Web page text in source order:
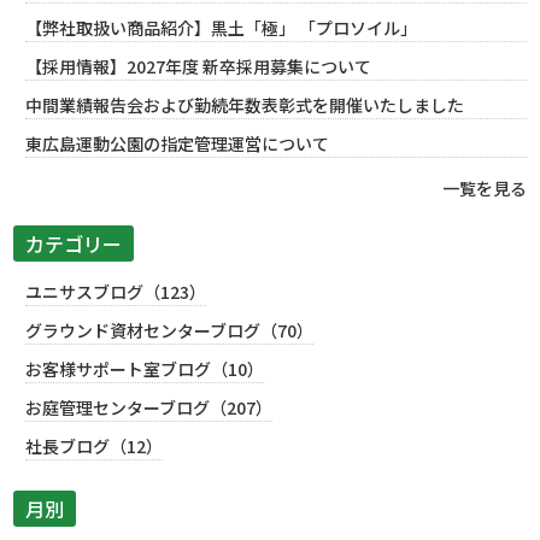
【弊社取扱い商品紹介】黒土「極」 「プロソイル」
【採用情報】2027年度 新卒採用募集について
中間業績報告会および勤続年数表彰式を開催いたしました
東広島運動公園の指定管理運営について
一覧を見る
カテゴリー
ユニサスブログ（123）
グラウンド資材センターブログ（70）
お客様サポート室ブログ（10）
お庭管理センターブログ（207）
社長ブログ（12）
月別